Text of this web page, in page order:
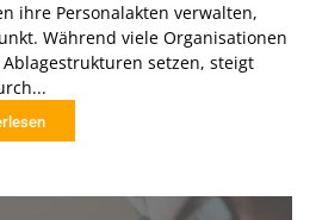
ihre Personalakten verwalten,
Während viele Organisationen
setzen, steigt